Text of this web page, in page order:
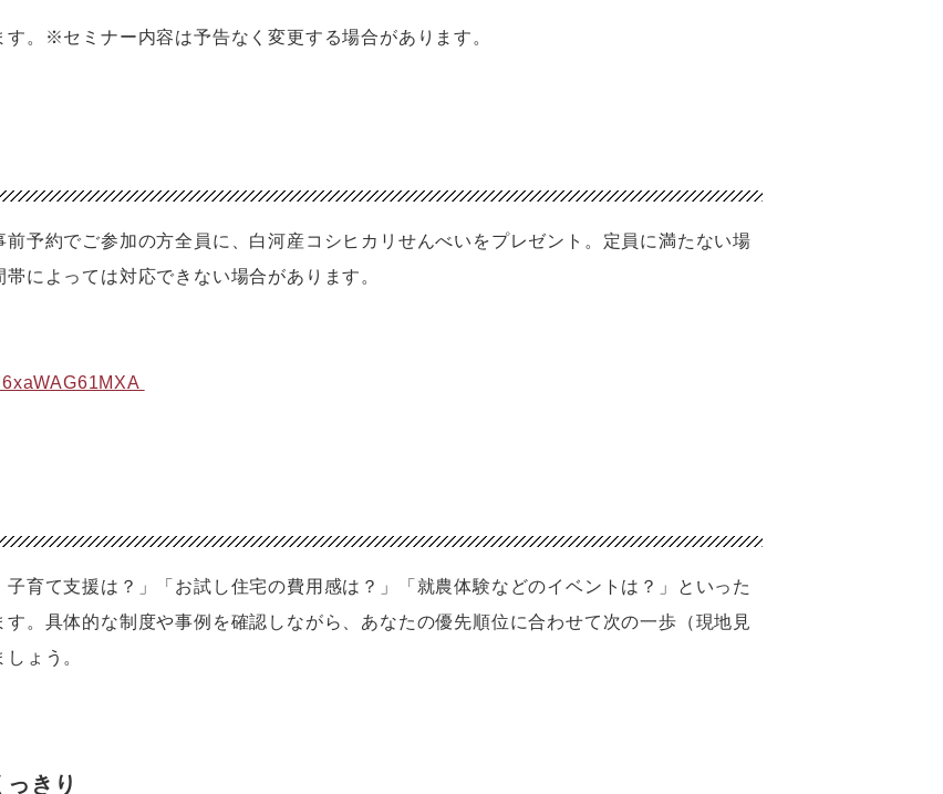
。※セミナー内容は予告なく変更する場合があります。
予約でご参加の方全員に、白河産コシヒカリせんべいをプレゼント。定員に満たない場
によっては対応できない場合があります。
子育て支援は？」「お試し住宅の費用感は？」「就農体験などのイベントは？」といった
。具体的な制度や事例を確認しながら、あなたの優先順位に合わせて次の一歩（現地見
ょう。
きり